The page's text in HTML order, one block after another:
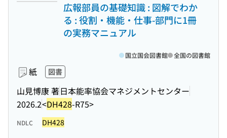
広報部員の基礎知識 : 図解でわか
る : 役割・機能・仕事-部門に1冊
の実務マニュアル
紙 図書
山見博康 著日本能率協会マネジメントセンター
2026.2<DH428-R75>
国立国会図書館 全国の図書館
NDLC DH428